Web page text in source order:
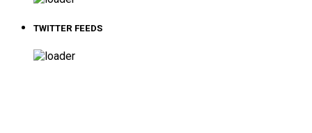
TWITTER FEEDS